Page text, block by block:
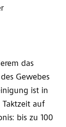
das
Gewebes
ist in
Taktzeit auf
bis zu 100